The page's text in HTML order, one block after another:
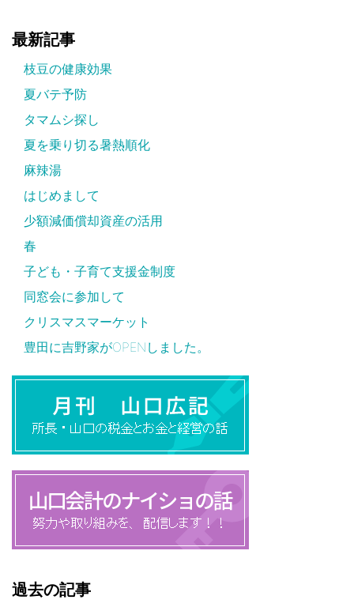
最新記事
枝豆の健康効果
夏バテ予防
タマムシ探し
夏を乗り切る暑熱順化
麻辣湯
はじめまして
少額減価償却資産の活用
春
子ども・子育て支援金制度
同窓会に参加して
クリスマスマーケット
豊田に吉野家がOPENしました。
過去の記事